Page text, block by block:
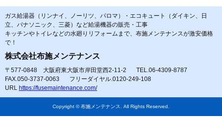
ガス給湯器（リンナイ、ノーリツ、パロマ）・エコキュート（ダイキン、日
立、パナソニック、三菱）など給湯機器の販売・工事
キッチンやトイレなどの水廻りリフォームまで、布施メンテナンスが激安価格
で！
株式会社布施メンテナンス
〒577-0848 大阪府東大阪市岸田堂西2-11-2
TEL.06-4309-8787
FAX.050-3737-0063
フリーダイヤル.0120-249-108
URL https://fusemaintenance.com/
Copyright © 布施メンテナンス. All Rights Reserved.